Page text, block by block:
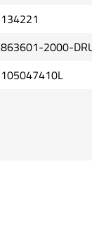
134221
863601-2000-
105047410L